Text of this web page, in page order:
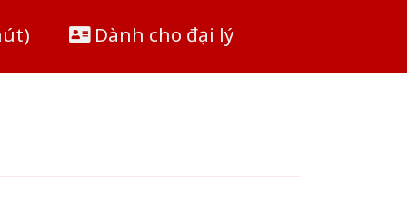
Dành cho đại lý